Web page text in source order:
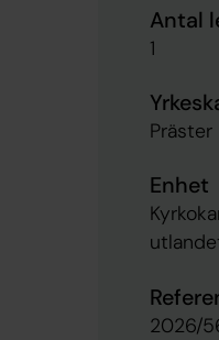
Antal
1
Präster
Enhet
2026/